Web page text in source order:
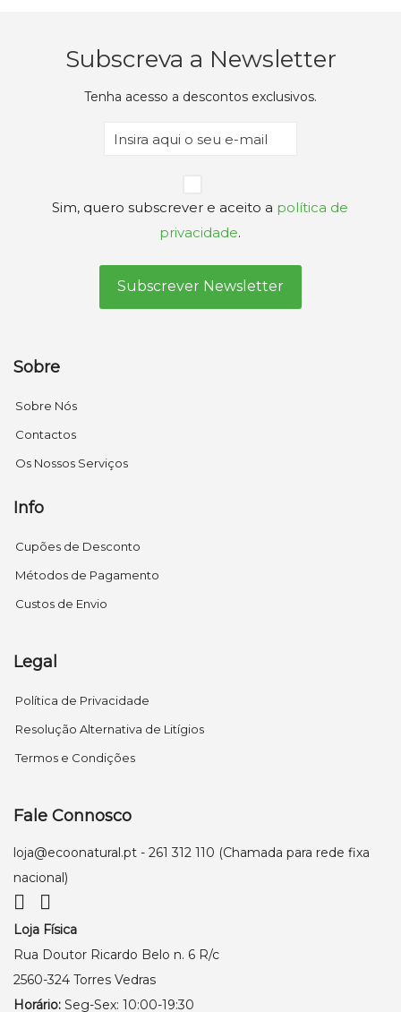
Subscreva a Newsletter
Tenha acesso a descontos exclusivos.
Email
(Obrigatório)
Sim, quero subscrever e aceito a política de
privacidade.
Sobre
Sobre Nós
Contactos
Os Nossos Serviços
Info
Cupões de Desconto
Métodos de Pagamento
Custos de Envio
Legal
Política de Privacidade
Resolução Alternativa de Litígios
Termos e Condições
Fale Connosco
loja@ecoonatural.pt - 261 312 110 (Chamada para rede fixa
nacional)
Loja Física
Rua Doutor Ricardo Belo n. 6 R/c
2560-324 Torres Vedras
Horário: Seg-Sex: 10:00-19:30